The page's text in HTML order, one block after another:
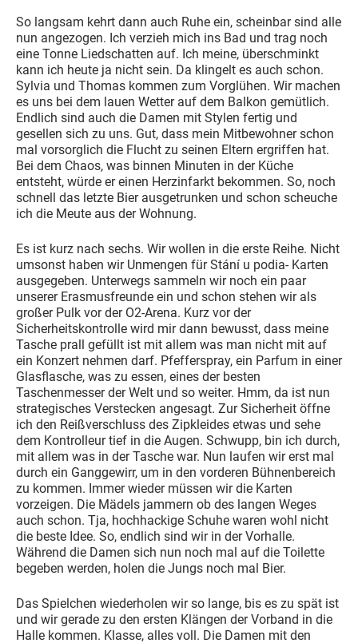
So langsam kehrt dann auch Ruhe ein, scheinbar sind alle
nun angezogen. Ich verzieh mich ins Bad und trag noch
eine Tonne Liedschatten auf. Ich meine, überschminkt
kann ich heute ja nicht sein. Da klingelt es auch schon.
Sylvia und Thomas kommen zum Vorglühen. Wir machen
es uns bei dem lauen Wetter auf dem Balkon gemütlich.
Endlich sind auch die Damen mit Stylen fertig und
gesellen sich zu uns. Gut, dass mein Mitbewohner schon
mal vorsorglich die Flucht zu seinen Eltern ergriffen hat.
Bei dem Chaos, was binnen Minuten in der Küche
entsteht, würde er einen Herzinfarkt bekommen. So, noch
schnell das letzte Bier ausgetrunken und schon scheuche
ich die Meute aus der Wohnung.
Es ist kurz nach sechs. Wir wollen in die erste Reihe. Nicht
umsonst haben wir Unmengen für Stání u podia- Karten
ausgegeben. Unterwegs sammeln wir noch ein paar
unserer Erasmusfreunde ein und schon stehen wir als
großer Pulk vor der O2-Arena. Kurz vor der
Sicherheitskontrolle wird mir dann bewusst, dass meine
Tasche prall gefüllt ist mit allem was man nicht mit auf
ein Konzert nehmen darf. Pfefferspray, ein Parfum in einer
Glasflasche, was zu essen, eines der besten
Taschenmesser der Welt und so weiter. Hmm, da ist nun
strategisches Verstecken angesagt. Zur Sicherheit öffne
ich den Reißverschluss des Zipkleides etwas und sehe
dem Kontrolleur tief in die Augen. Schwupp, bin ich durch,
mit allem was in der Tasche war. Nun laufen wir erst mal
durch ein Ganggewirr, um in den vorderen Bühnenbereich
zu kommen. Immer wieder müssen wir die Karten
vorzeigen. Die Mädels jammern ob des langen Weges
auch schon. Tja, hochhackige Schuhe waren wohl nicht
die beste Idee. So, endlich sind wir in der Vorhalle.
Während die Damen sich nun noch mal auf die Toilette
begeben werden, holen die Jungs noch mal Bier.
Das Spielchen wiederholen wir so lange, bis es zu spät ist
und wir gerade zu den ersten Klängen der Vorband in die
Halle kommen. Klasse, alles voll. Die Damen mit den